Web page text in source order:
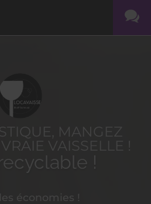
MANGEZ
VAISSELLE !
!
économies !